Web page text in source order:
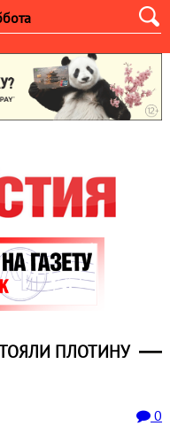
ПЛОТИНУ
0